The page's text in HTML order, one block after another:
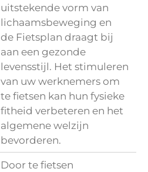
uitstekende vorm van
lichaamsbeweging en
de Fietsplan draagt bij
aan een gezonde
levensstijl. Het stimuleren
van uw werknemers om
te fietsen kan hun fysieke
fitheid verbeteren en het
algemene welzijn
bevorderen.
Door te fietsen